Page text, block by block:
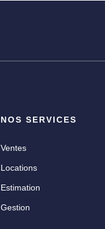
NOS SERVICES
Ventes
Locations
Estimation
Gestion